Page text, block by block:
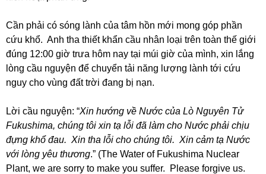
Cần phải có sóng lành của tâm hồn mới mong góp phần
cứu khổ. Anh tha thiết khẩn cầu nhân loại trên toàn thế giới
đúng 12:00 giờ trưa hôm nay tại múi giờ của mình, xin lắng
lòng cầu nguyện để chuyển tải năng lượng lành tới cứu
nguy cho vùng đất trời đang bị nạn.
Lời cầu nguyện: “Xin hướng về Nước của Lò Nguyên Tử
Fukushima, chúng tôi xin tạ lỗi đã làm cho Nước phải chịu
đựng khổ đau. Xin tha lỗi cho chúng tôi. Xin cảm tạ Nước
với lòng yêu thương.” (The Water of Fukushima Nuclear
Plant, we are sorry to make you suffer. Please forgive us.